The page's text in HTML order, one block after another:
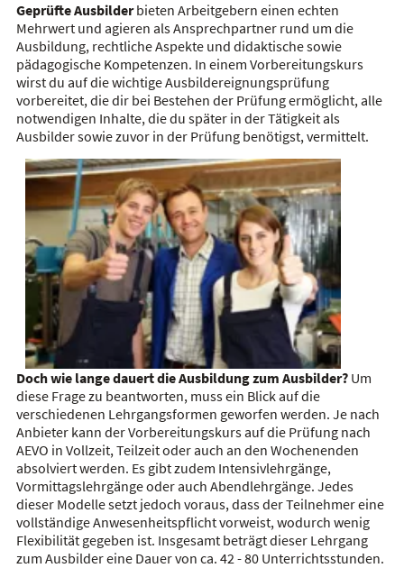
Geprüfte Ausbilderbieten Arbeitgebern einen echten
Mehrwert und agieren als Ansprechpartner rund um die
Ausbildung, rechtliche Aspekte und didaktische sowie
pädagogische Kompetenzen. In einem Vorbereitungskurs
wirst du auf die wichtige Ausbildereignungsprüfung
vorbereitet, die dir bei Bestehen der Prüfung ermöglicht, alle
notwendigen Inhalte, die du später in der Tätigkeit als
Ausbilder sowie zuvor in der Prüfung benötigst, vermittelt.
Doch wie lange dauert die Ausbildung zum Ausbilder?Um
diese Frage zu beantworten, muss ein Blick auf die
verschiedenen Lehrgangsformen geworfen werden. Je nach
Anbieter kann der Vorbereitungskurs auf die Prüfung nach
AEVO in Vollzeit, Teilzeit oder auch an den Wochenenden
absolviert werden. Es gibt zudem Intensivlehrgänge,
Vormittagslehrgänge oder auch Abendlehrgänge. Jedes
dieser Modelle setzt jedoch voraus, dass der Teilnehmer eine
vollständige Anwesenheitspflicht vorweist, wodurch wenig
Flexibilität gegeben ist. Insgesamt beträgt dieser Lehrgang
zum Ausbilder eine Dauer von ca. 42 - 80 Unterrichtsstunden.